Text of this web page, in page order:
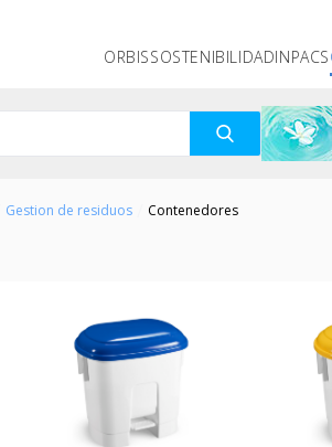
ORBISSOSTENIBILIDADINPACS
Gestion de residuos Contenedores